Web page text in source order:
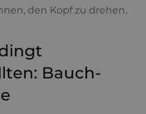
den Kopf zu drehen.
Bauch-